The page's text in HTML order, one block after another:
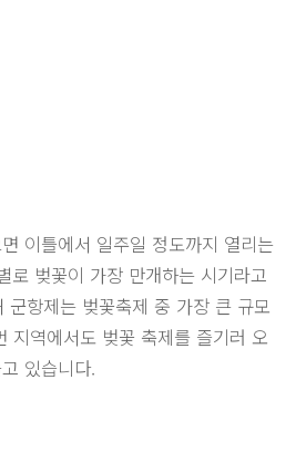
이틀에서 일주일 정도까지 열리는
로 벚꽃이 가장 만개하는 시기라고
군항제는 벚꽃축제 중 가장 큰 규모
지역에서도 벚꽃 축제를 즐기러 오
있습니다.